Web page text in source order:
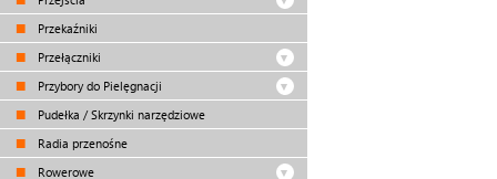
Przekaźniki
Przełączniki
Przybory do Pielęgnacji
Pudełka / Skrzynki narzędziowe
Radia przenośne
Rowerowe